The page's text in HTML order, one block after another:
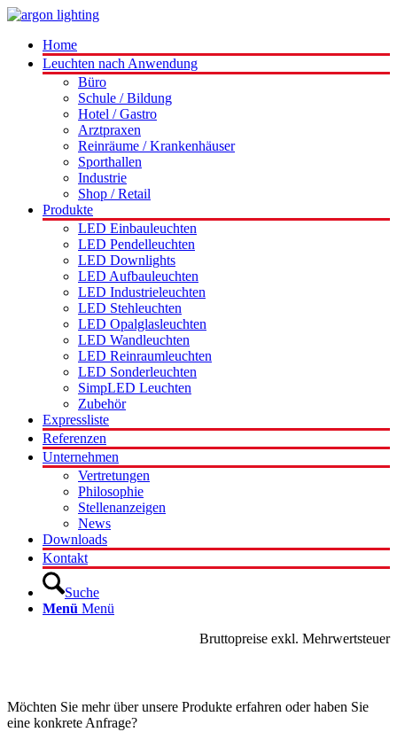
Home
Leuchten nach Anwendung
Büro
Schule / Bildung
Hotel / Gastro
Arztpraxen
Reinräume / Krankenhäuser
Sporthallen
Industrie
Shop / Retail
Produkte
LED Einbauleuchten
LED Pendelleuchten
LED Downlights
LED Aufbauleuchten
LED Industrieleuchten
LED Stehleuchten
LED Opalglasleuchten
LED Wandleuchten
LED Reinraumleuchten
LED Sonderleuchten
SimpLED Leuchten
Zubehör
Expressliste
Referenzen
Unternehmen
Vertretungen
Philosophie
Stellenanzeigen
News
Downloads
Kontakt
Suche
Menü Menü
Bruttopreise exkl. Mehrwertsteuer
Möchten Sie mehr über unsere Produkte erfahren oder haben Sie
eine konkrete Anfrage?